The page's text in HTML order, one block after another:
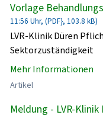
Vorlage
11:56 Uhr, (PDF}, 103.8 kB)
LVR-Klinik Düren
Sektorzuständigkeit
Mehr Informationen
Artikel
Meldung - LVR-Klinik